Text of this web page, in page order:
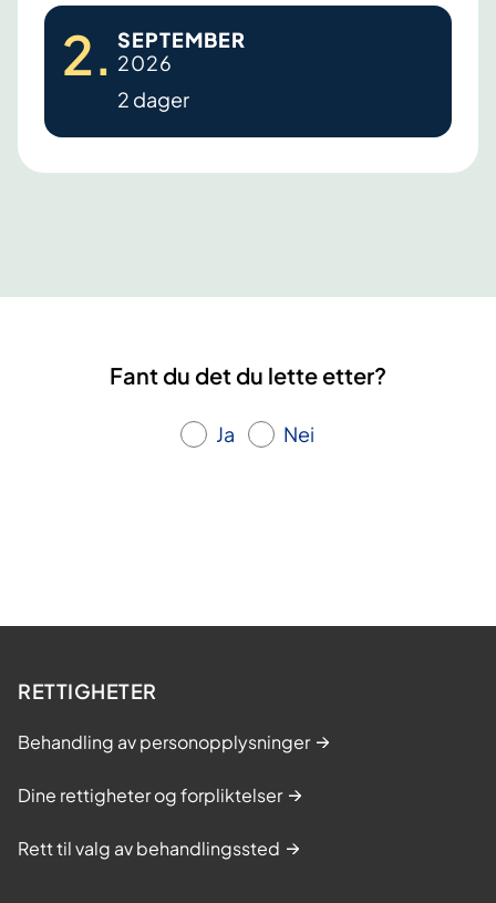
s
t
i
o
e
g
m
s
2. SEPTEMBER
2026
2 dager
Fant du det du lette etter?
Ja Nei
RETTIGHETER
Behandling av personopplysninger
Dine rettigheter og forpliktelser
Rett til valg av behandlingssted